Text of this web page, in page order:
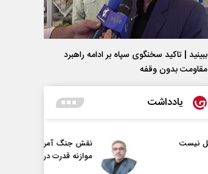
ببینید | تاکید سخنگوی سپاه بر ادامه راهبرد
مقاومت بدون وقفه
یادداشت
نقش جنگ آمریکا و ایران بر تغییر
موازنه قدرت در خاورمیانه